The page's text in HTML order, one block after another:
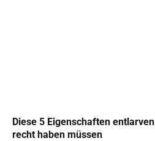
Diese 5 Eigenschaften
recht haben müssen